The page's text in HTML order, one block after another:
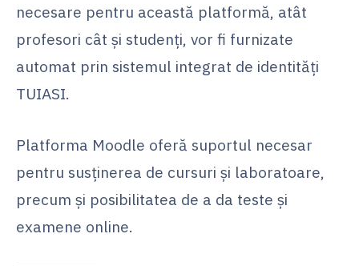
necesare pentru această platformă, atât
profesori cât și studenți, vor fi furnizate
automat prin sistemul integrat de identități
TUIASI.
Platforma Moodle oferă suportul necesar
pentru susținerea de cursuri și laboratoare,
precum și posibilitatea de a da teste și
examene online.